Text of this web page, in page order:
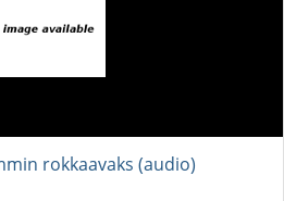
rokkaavaks (audio)